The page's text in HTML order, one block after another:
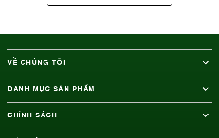
VỀ CHÚNG TÔI
DANH MỤC SẢN PHẨM
CHÍNH SÁCH